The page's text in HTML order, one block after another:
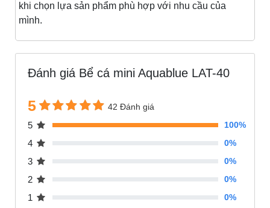
khi chọn lựa sản phẩm phù hợp với nhu cầu của
mình.
Đánh giá Bể cá mini Aquablue LAT-40
5 42 Đánh giá
5 100%
4 0%
3 0%
2 0%
1 0%